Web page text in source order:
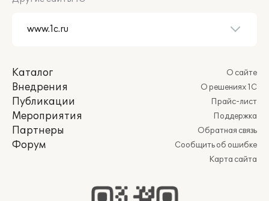
Каталог
Внедрения
Публикации
Мероприятия
Партнеры
Форум
О сайте
О решениях 1С
Прайс-лист
Поддержка
Обратная связь
Сообщить об ошибке
Карта сайта